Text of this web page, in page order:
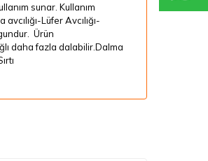
sunar. Kullanım
Lüfer Avcılığı-
Ürün
daha fazla dalabilir.Dalma